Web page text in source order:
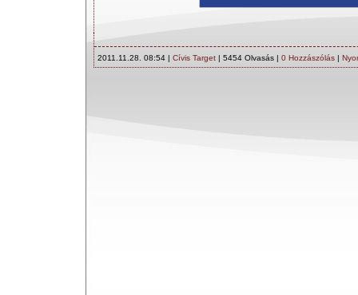
2011.11.28. 08:54 | Cívis Target | 5454 Olvasás | 0 Hozzászólás |